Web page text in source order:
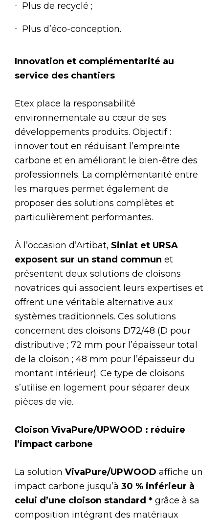
Plus de recyclé ;
Plus d’éco-conception.
Innovation et complémentarité au
service des chantiers
Etex place la responsabilité
environnementale au cœur de ses
développements produits. Objectif :
innover tout en réduisant l’empreinte
carbone et en améliorant le bien-être des
professionnels. La complémentarité entre
les marques permet également de
proposer des solutions complètes et
particulièrement performantes.
À l’occasion d’Artibat, Siniat et URSA
exposent sur un stand commun et
présentent deux solutions de cloisons
novatrices qui associent leurs expertises et
offrent une véritable alternative aux
systèmes traditionnels. Ces solutions
concernent des cloisons D72/48 (D pour
distributive ; 72 mm pour l’épaisseur total
de la cloison ; 48 mm pour l’épaisseur du
montant intérieur). Ce type de cloisons
s’utilise en logement pour séparer deux
pièces de vie.
Cloison VivaPure/UPWOOD : réduire
l’impact carbone
La solution VivaPure/UPWOOD affiche un
impact carbone jusqu’à 30 % inférieur à
celui d’une cloison standard * grâce à sa
composition intégrant des matériaux